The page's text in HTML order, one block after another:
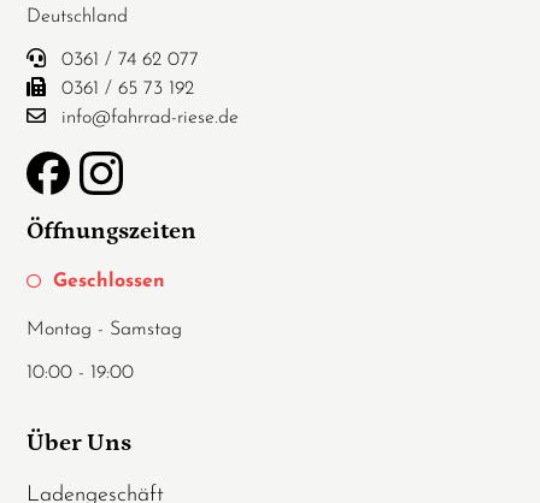
Deutschland
0361 / 74 62 077
0361 / 65 73 192
info@fahrrad-riese.de
Öffnungszeiten
Geschlossen
Montag - Samstag
10:00 - 19:00
Über Uns
Ladengeschäft